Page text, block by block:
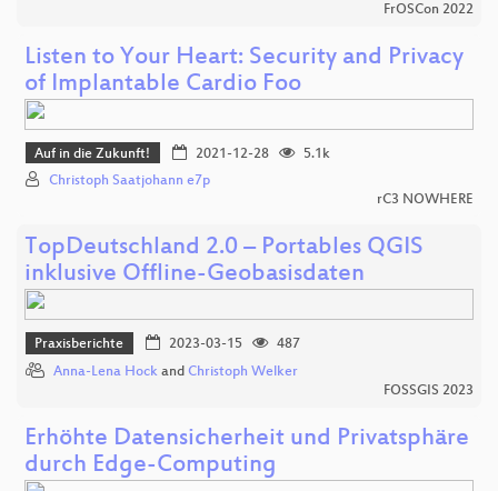
FrOSCon 2022
Listen to Your Heart: Security and Privacy
of Implantable Cardio Foo
Auf in die Zukunft! 2021-12-28
5.1k
Christoph Saatjohann e7p
rC3 NOWHERE
TopDeutschland 2.0 – Portables QGIS
inklusive Offline-Geobasisdaten
Praxisberichte 2023-03-15
487
Anna-Lena Hock and Christoph Welker
FOSSGIS 2023
Erhöhte Datensicherheit und Privatsphäre
durch Edge-Computing